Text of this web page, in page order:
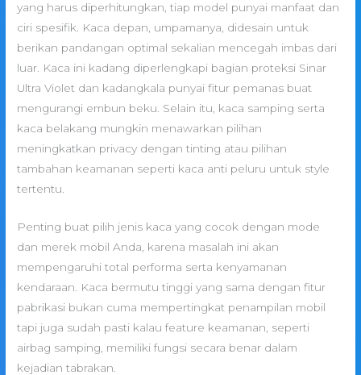
yang harus diperhitungkan, tiap model punyai manfaat dan
ciri spesifik. Kaca depan, umpamanya, didesain untuk
berikan pandangan optimal sekalian mencegah imbas dari
luar. Kaca ini kadang diperlengkapi bagian proteksi Sinar
Ultra Violet dan kadangkala punyai fitur pemanas buat
mengurangi embun beku. Selain itu, kaca samping serta
kaca belakang mungkin menawarkan pilihan
meningkatkan privacy dengan tinting atau pilihan
tambahan keamanan seperti kaca anti peluru untuk style
tertentu.
Penting buat pilih jenis kaca yang cocok dengan mode
dan merek mobil Anda, karena masalah ini akan
mempengaruhi total performa serta kenyamanan
kendaraan. Kaca bermutu tinggi yang sama dengan fitur
pabrikasi bukan cuma mempertingkat penampilan mobil
tapi juga sudah pasti kalau feature keamanan, seperti
airbag samping, memiliki fungsi secara benar dalam
kejadian tabrakan.